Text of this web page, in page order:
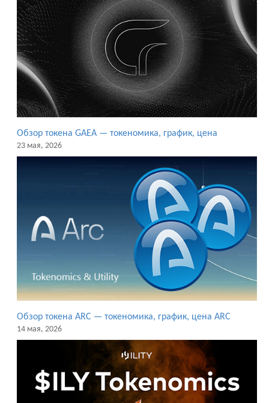
Обзор токена GAEA — токеномика, график, цена
23 мая, 2026
Обзор токена ARC — токеномика, график, цена ARC
14 мая, 2026